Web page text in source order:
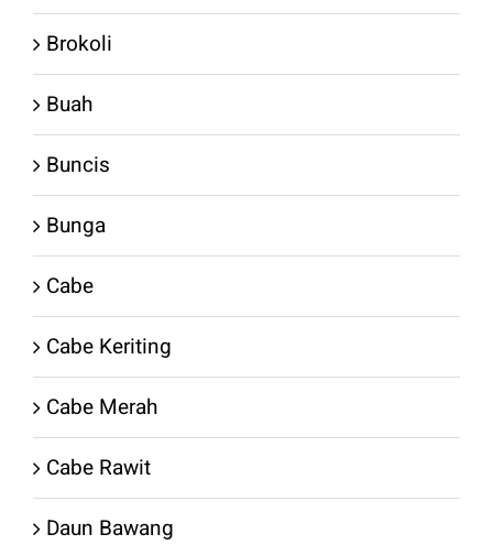
Brokoli
Buah
Buncis
Bunga
Cabe
Cabe Keriting
Cabe Merah
Cabe Rawit
Daun Bawang